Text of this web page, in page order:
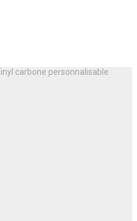
carbone personnalisable